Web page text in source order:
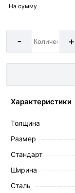
На сумму
- +
Характеристики
Толщина
Размер
Стандарт
Ширина
Сталь